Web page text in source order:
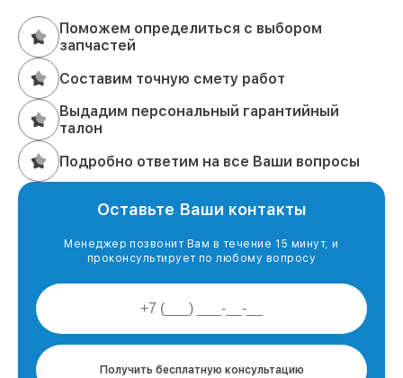
Поможем определиться с выбором
запчастей
Составим точную смету работ
Выдадим персональный гарантийный
талон
Подробно ответим на все Ваши вопросы
Оставьте Ваши контакты
Менеджер позвонит Вам в течение 15 минут, и
проконсультирует по любому вопросу
Получить бесплатную консультацию